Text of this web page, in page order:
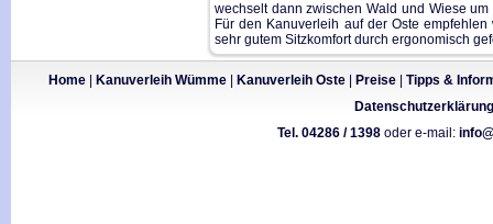
wechselt dann zwischen Wald und Wiese
Für den Kanuverleih auf der Oste
sehr gutem Sitzkomfort durch ergonomisch
Home| Kanuverleih Wümme| Kanuverleih Oste| Preise| Tipps &
Datenschutzerklärung
Tel. 04286 / 1398 oder e-mail: